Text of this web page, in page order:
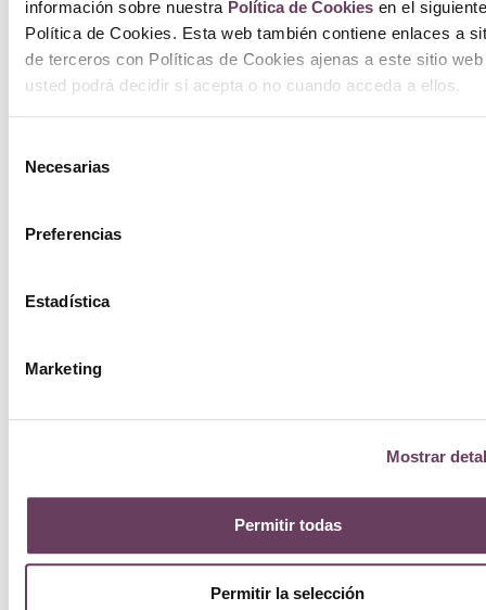
información sobre nuestra Política de Cookies en el
Política de Cookies. Esta web también contiene enlaces a
de terceros con Políticas de Cookies ajenas a este sitio web
usted podrá decidir si acepta o no cuando acceda a ellos.
Necesarias
Preferencias
Estadística
Marketing
Mostrar
Permitir todas
Permitir la selección